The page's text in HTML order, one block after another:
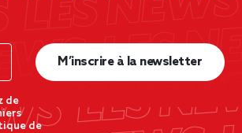
de
de
M’inscrire à la newsletter